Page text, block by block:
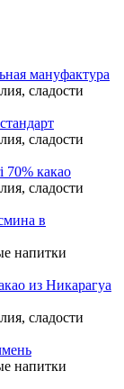
мануфактура
сладости
сладости
70% какао
сладости
в
напитки
из Никарагуа
сладости
напитки